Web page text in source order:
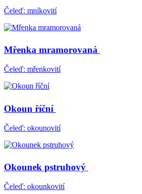
Čeleď: mníkovití
Mřenka mramorovaná
Čeleď: mřenkovití
Okoun říční
Čeleď: okounovití
Okounek pstruhový
Čeleď: okounkovití